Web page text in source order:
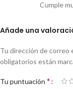
Cumple
Añade una
Tu dirección de correo
obligatorios están
Tu puntuación *